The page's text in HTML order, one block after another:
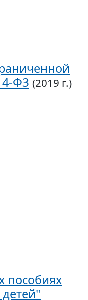
ФЗ (2019 г.)
пособиях